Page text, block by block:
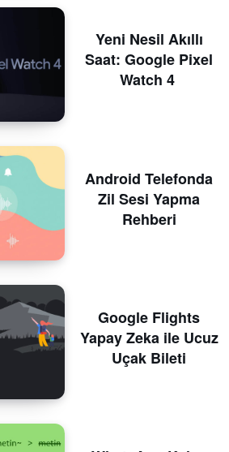
Yeni Nesil Akıllı
Saat: Google Pixel
Watch 4
Android Telefonda
Zil Sesi Yapma
Rehberi
Google Flights
Yapay Zeka ile Ucuz
Uçak Bileti